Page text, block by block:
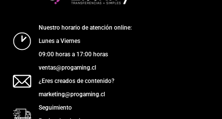
Nuestro horario de atención online:
Lunes a Viernes
09:00 horas a 17:00 horas
ventas@progaming.cl
¿Eres creados de contenido?
marketing@progaming.cl
Seguimiento